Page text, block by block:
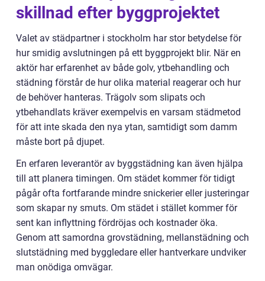
skillnad efter byggprojektet
Valet av städpartner i stockholm har stor betydelse för
hur smidig avslutningen på ett byggprojekt blir. När en
aktör har erfarenhet av både golv, ytbehandling och
städning förstår de hur olika material reagerar och hur
de behöver hanteras. Trägolv som slipats och
ytbehandlats kräver exempelvis en varsam städmetod
för att inte skada den nya ytan, samtidigt som damm
måste bort på djupet.
En erfaren leverantör av byggstädning kan även hjälpa
till att planera timingen. Om städet kommer för tidigt
pågår ofta fortfarande mindre snickerier eller justeringar
som skapar ny smuts. Om städet i stället kommer för
sent kan inflyttning fördröjas och kostnader öka.
Genom att samordna grovstädning, mellanstädning och
slutstädning med byggledare eller hantverkare undviker
man onödiga omvägar.